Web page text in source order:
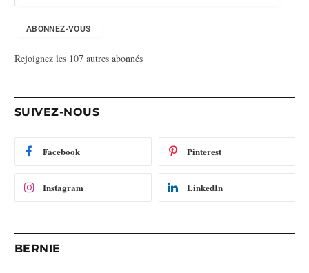
s
m
ABONNEZ-VOUS
Rejoignez les 107 autres abonnés
SUIVEZ-NOUS
Facebook Pinterest
Instagram LinkedIn
BERNIE